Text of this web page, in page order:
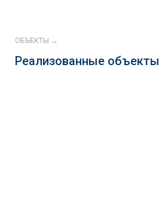
ОБЪЕКТЫ →
Реализованные объекты